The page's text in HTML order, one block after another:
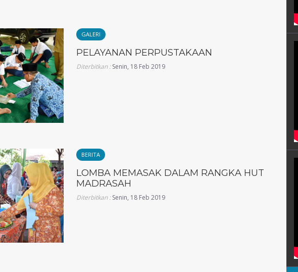
GALERI
PELAYANAN PERPUSTAKAAN
Diterbitkan :Senin, 18 Feb 2019
BERITA
LOMBA MEMASAK DALAM RANGKA HUT
MADRASAH
Diterbitkan :Senin, 18 Feb 2019